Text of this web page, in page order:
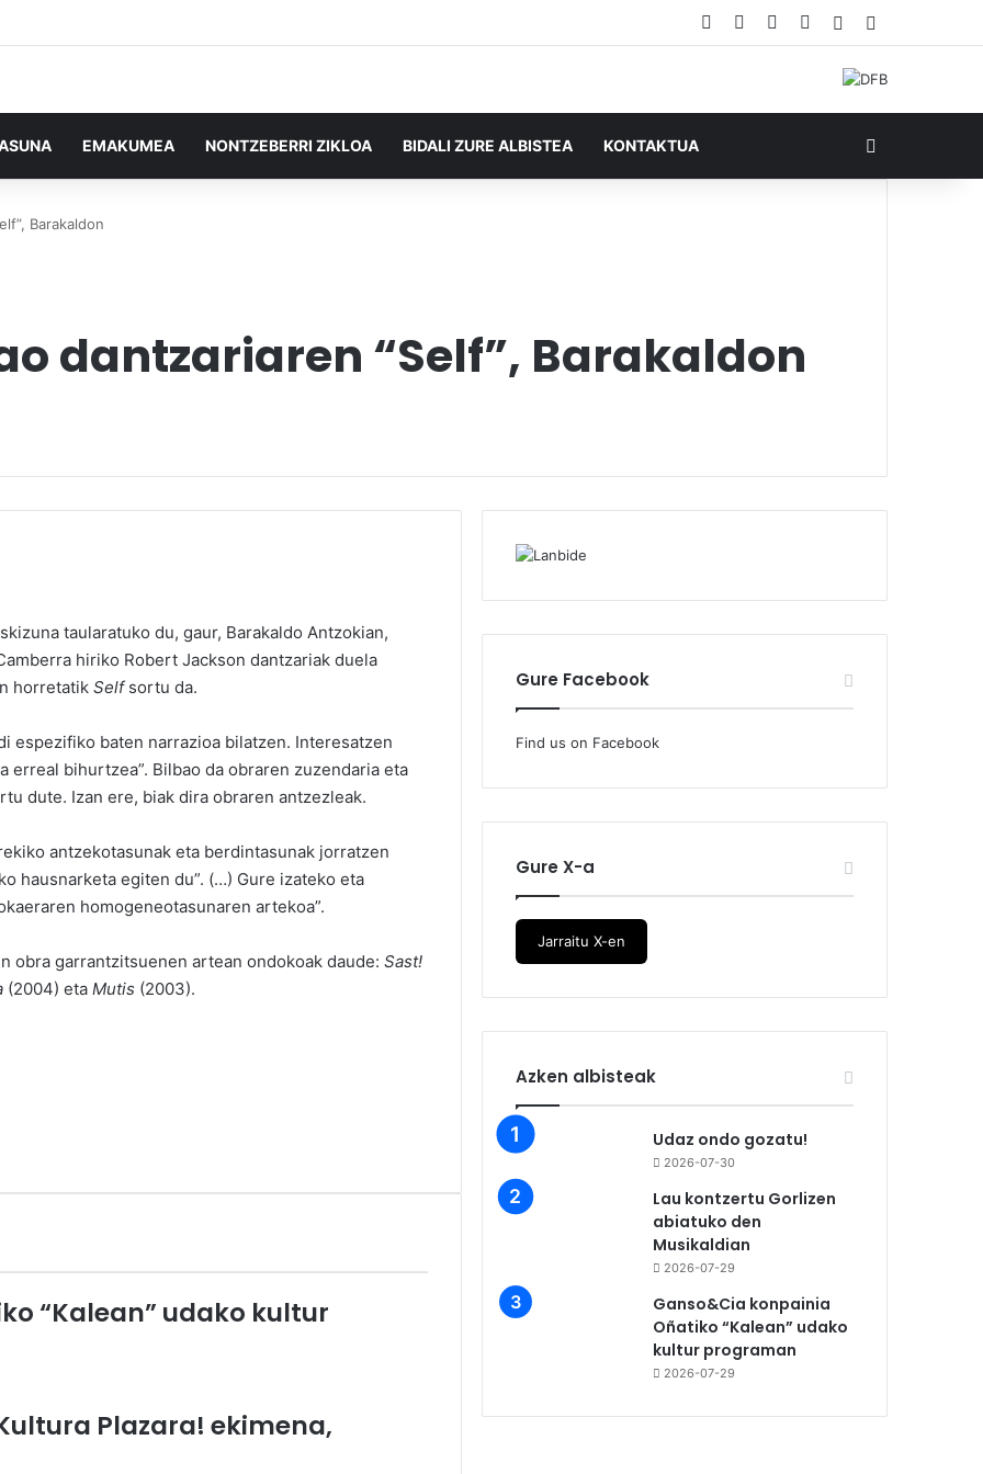
Facebook YouTube
RSS Ausazko
EMAKUMEA NONTZEBERRI ZIKLOA BIDALI ZURE ALBISTEA KONTAKTUA
Barakaldon
dantzariaren “Self”, Barakaldon
taularatuko du, gaur, Barakaldo Antzokian,
hiriko Robert Jackson dantzariak duela
horretatik Selfsortu da.
espezifiko baten narrazioa bilatzen. Interesatzen
bihurtzea”. Bilbao da obraren zuzendaria eta
dute. Izan ere, biak dira obraren antzezleak.
antzekotasunak eta berdintasunak jorratzen
hausnarketa egiten du”. (…) Gure izateko eta
homogeneotasunaren artekoa”.
obra garrantzitsuenen artean ondokoak daude: Sast!
(2004) eta Mutis (2003).
“Kalean” udako kultur
Plazara! ekimena,
Gure Facebook
Find us on Facebook
Gure X-a
Jarraitu X-en
Azken albisteak
Udaz ondo gozatu!
2026-07-30
Lau kontzertu Gorlizen
abiatuko den
Musikaldian
2026-07-29
Ganso&Cia konpainia
Oñatiko “Kalean” udako
kultur programan
2026-07-29